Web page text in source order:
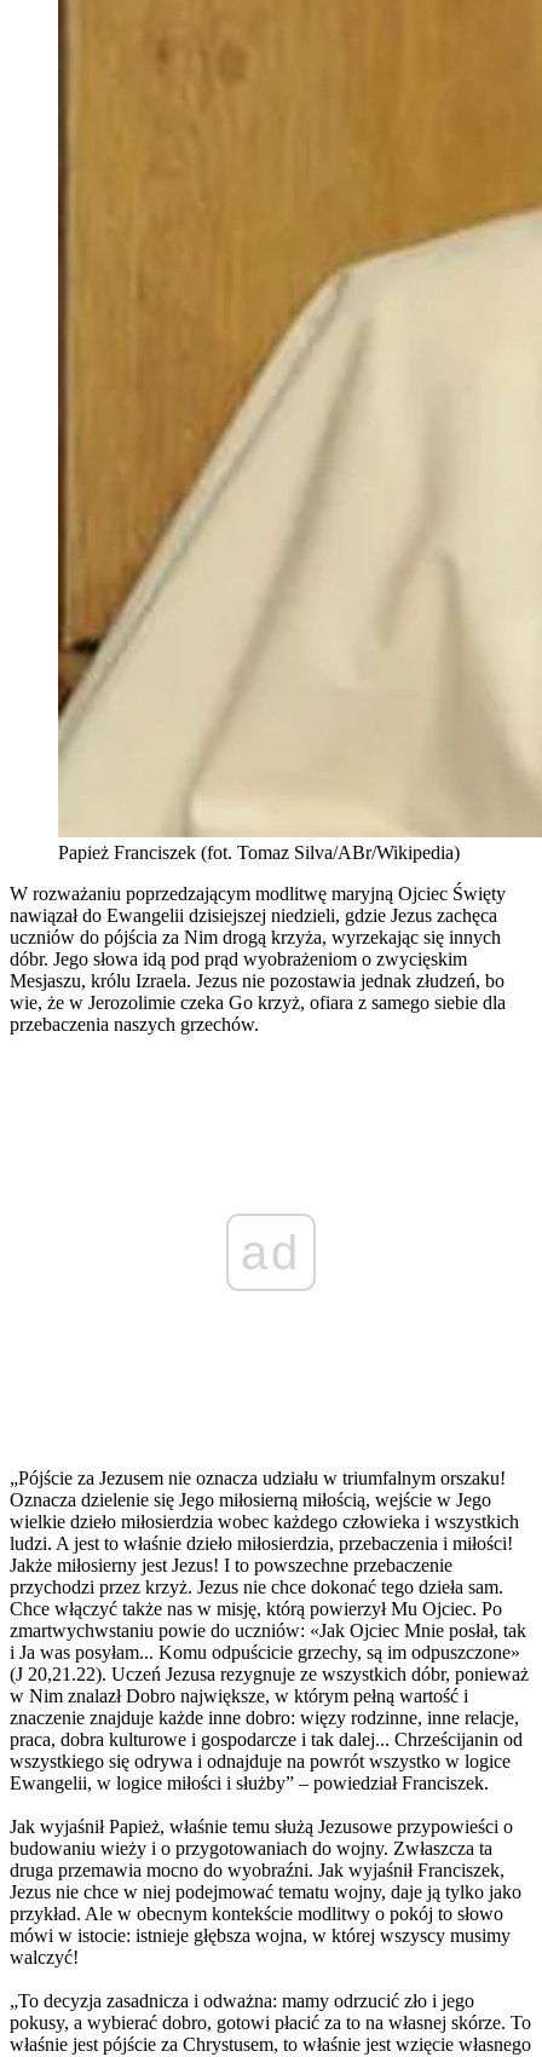
Papież Franciszek (fot. Tomaz Silva/ABr/Wikipedia)
W rozważaniu poprzedzającym modlitwę maryjną Ojciec Święty
nawiązał do Ewangelii dzisiejszej niedzieli, gdzie Jezus zachęca
uczniów do pójścia za Nim drogą krzyża, wyrzekając się innych
dóbr. Jego słowa idą pod prąd wyobrażeniom o zwycięskim
Mesjaszu, królu Izraela. Jezus nie pozostawia jednak złudzeń, bo
wie, że w Jerozolimie czeka Go krzyż, ofiara z samego siebie dla
przebaczenia naszych grzechów.
ad
„Pójście za Jezusem nie oznacza udziału w triumfalnym orszaku!
Oznacza dzielenie się Jego miłosierną miłością, wejście w Jego
wielkie dzieło miłosierdzia wobec każdego człowieka i wszystkich
ludzi. A jest to właśnie dzieło miłosierdzia, przebaczenia i miłości!
Jakże miłosierny jest Jezus! I to powszechne przebaczenie
przychodzi przez krzyż. Jezus nie chce dokonać tego dzieła sam.
Chce włączyć także nas w misję, którą powierzył Mu Ojciec. Po
zmartwychwstaniu powie do uczniów: «Jak Ojciec Mnie posłał, tak
i Ja was posyłam... Komu odpuścicie grzechy, są im odpuszczone»
(J 20,21.22). Uczeń Jezusa rezygnuje ze wszystkich dóbr, ponieważ
w Nim znalazł Dobro największe, w którym pełną wartość i
znaczenie znajduje każde inne dobro: więzy rodzinne, inne relacje,
praca, dobra kulturowe i gospodarcze i tak dalej... Chrześcijanin od
wszystkiego się odrywa i odnajduje na powrót wszystko w logice
Ewangelii, w logice miłości i służby” – powiedział Franciszek.
Jak wyjaśnił Papież, właśnie temu służą Jezusowe przypowieści o
budowaniu wieży i o przygotowaniach do wojny. Zwłaszcza ta
druga przemawia mocno do wyobraźni. Jak wyjaśnił Franciszek,
Jezus nie chce w niej podejmować tematu wojny, daje ją tylko jako
przykład. Ale w obecnym kontekście modlitwy o pokój to słowo
mówi w istocie: istnieje głębsza wojna, w której wszyscy musimy
walczyć!
„To decyzja zasadnicza i odważna: mamy odrzucić zło i jego
pokusy, a wybierać dobro, gotowi płacić za to na własnej skórze. To
właśnie jest pójście za Chrystusem, to właśnie jest wzięcie własnego